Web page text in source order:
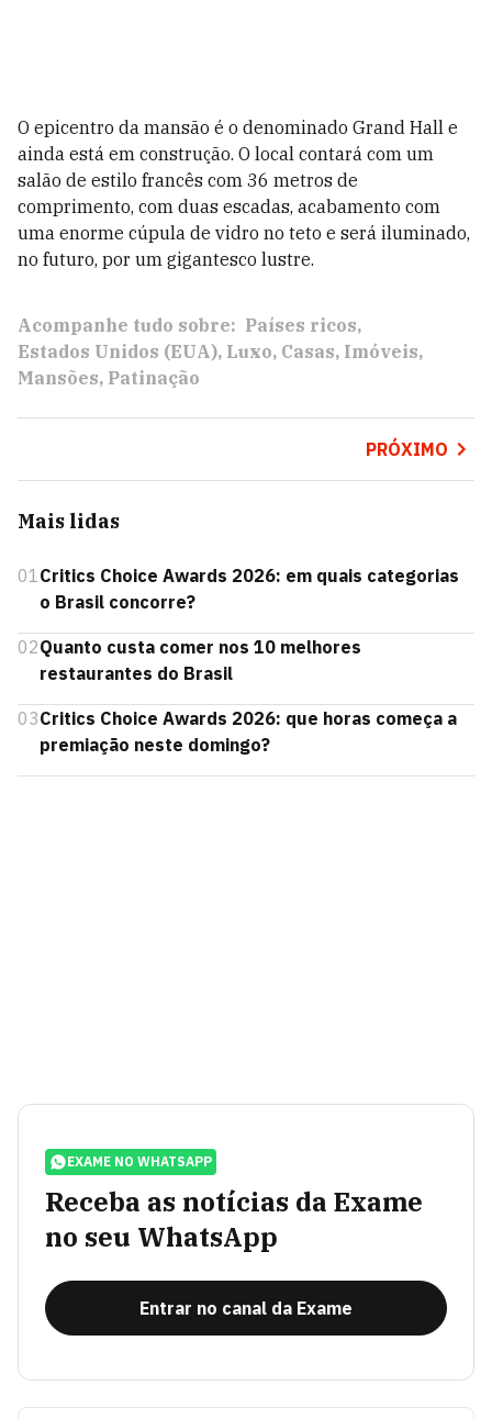
O epicentro da mansão é o denominado Grand Hall e
ainda está em construção. O local contará com um
salão de estilo francês com 36 metros de
comprimento, com duas escadas, acabamento com
uma enorme cúpula de vidro no teto e será iluminado,
no futuro, por um gigantesco lustre.
Acompanhe tudo sobre: Países ricos
Estados Unidos (EUA) Luxo Casas Imóveis
Mansões Patinação
PRÓXIMO
Mais lidas
01Critics Choice Awards 2026: em quais categorias
o Brasil concorre?
02Quanto custa comer nos 10 melhores
restaurantes do Brasil
03Critics Choice Awards 2026: que horas começa a
premiação neste domingo?
EXAME NO WHATSAPP
Receba as notícias da Exame
no seu WhatsApp
Entrar no canal da Exame